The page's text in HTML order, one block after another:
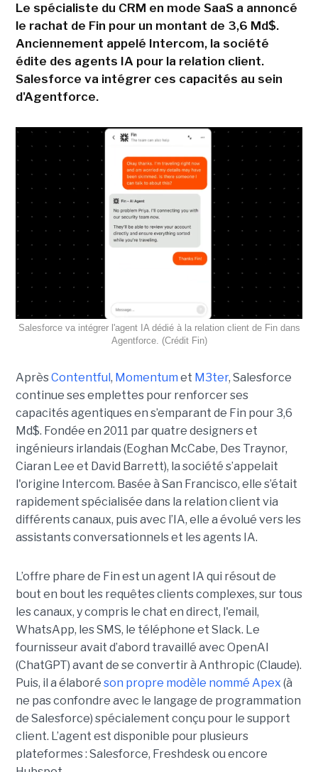
Le spécialiste du CRM en mode SaaS a annoncé
le rachat de Fin pour un montant de 3,6 Md$.
Anciennement appelé Intercom, la société
édite des agents IA pour la relation client.
Salesforce va intégrer ces capacités au sein
d'Agentforce.
Salesforce va intégrer l'agent IA dédié à la relation client de Fin dans
Agentforce. (Crédit Fin)
AprèsContentful, Momentum et M3ter, Salesforce
continue ses emplettes pour renforcer ses
capacités agentiques en s’emparant de Fin pour 3,6
Md$. Fondée en 2011 par quatre designers et
ingénieurs irlandais (Eoghan McCabe, Des Traynor,
Ciaran Lee et David Barrett), la société s’appelait
l'origine Intercom. Basée à San Francisco, elle s’était
rapidement spécialisée dans la relation client via
différents canaux, puis avec l’IA, elle a évolué vers les
assistants conversationnels et les agents IA.
L’offre phare de Fin est un agent IA qui résout de
bout en bout les requêtes clients complexes, sur tous
les canaux, y compris le chat en direct, l'email,
WhatsApp, les SMS, le téléphone et Slack. Le
fournisseur avait d’abord travaillé avec OpenAI
(ChatGPT) avant de se convertir à Anthropic (Claude).
Puis, il a élaboré son propre modèle nommé Apex (à
ne pas confondre avec le langage de programmation
de Salesforce) spécialement conçu pour le support
client. L’agent est disponible pour plusieurs
plateformes : Salesforce, Freshdesk ou encore